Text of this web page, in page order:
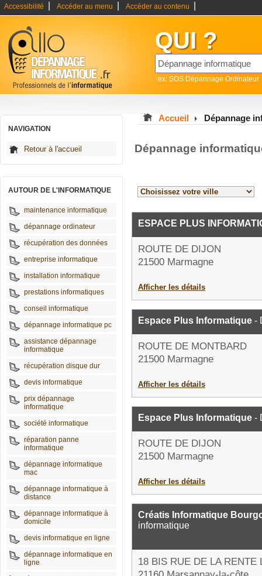
Accessibilité Accéder au menu Accéder au contenu
QUI ?
ex: SOS Dépannage Ordinateur
NAVIGATION
Retour à l'accueil
AUTOUR DE L'INFORMATIQUE
maintenance informatique
dépannage ordinateur
récupération des données
entreprise informatique
installation informatique
prestations informatiques
conseil informatique
dépannage informatique pc
assistance dépannage
informatique
récupération disque dur
devis informatique
prix dépannage
informatique
société informatique
réparation panne
informatique
dépannage informatique
mac
dépannage informatique à
distance
dépannage informatique à
domicile
devis informatique en ligne
dépannage informatique en
ligne
Accueil Dépannage
Dépannage
ESPACE PLUS
ROUTE DE DIJON
21500 Marmagne
Afficher les détails
Espace Plus Informatique -
ROUTE DE MONTBARD
21500 Marmagne
Afficher les détails
Espace Plus Informatique -
ROUTE DE DIJON
21500 Marmagne
Afficher les détails
Créatis Informatique
informatique
18 BIS RUE DE LA RENTE